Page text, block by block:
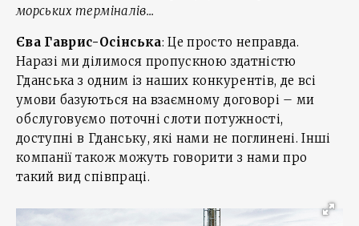
морських терміналів...
Єва Гаврис-Осінська: Це просто неправда.
Наразі ми ділимося пропускною здатністю
Гданська з одним із наших конкурентів, де всі
умови базуються на взаємному договорі – ми
обслуговуємо поточні слоти потужності,
доступні в Гданську, які нами не поглинені. Інші
компанії також можуть говорити з нами про
такий вид співпраці.